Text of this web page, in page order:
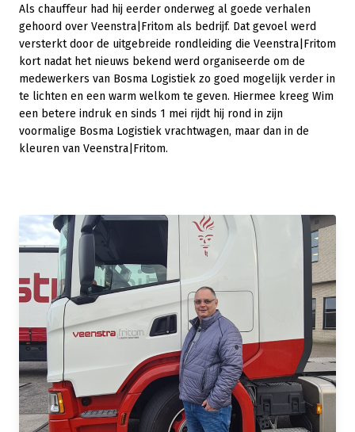
Als chauffeur had hij eerder onderweg al goede verhalen
gehoord over Veenstra|Fritom als bedrijf. Dat gevoel werd
versterkt door de uitgebreide rondleiding die Veenstra|Fritom
kort nadat het nieuws bekend werd organiseerde om de
medewerkers van Bosma Logistiek zo goed mogelijk verder in
te lichten en een warm welkom te geven. Hiermee kreeg Wim
een betere indruk en sinds 1 mei rijdt hij rond in zijn
voormalige Bosma Logistiek vrachtwagen, maar dan in de
kleuren van Veenstra|Fritom.